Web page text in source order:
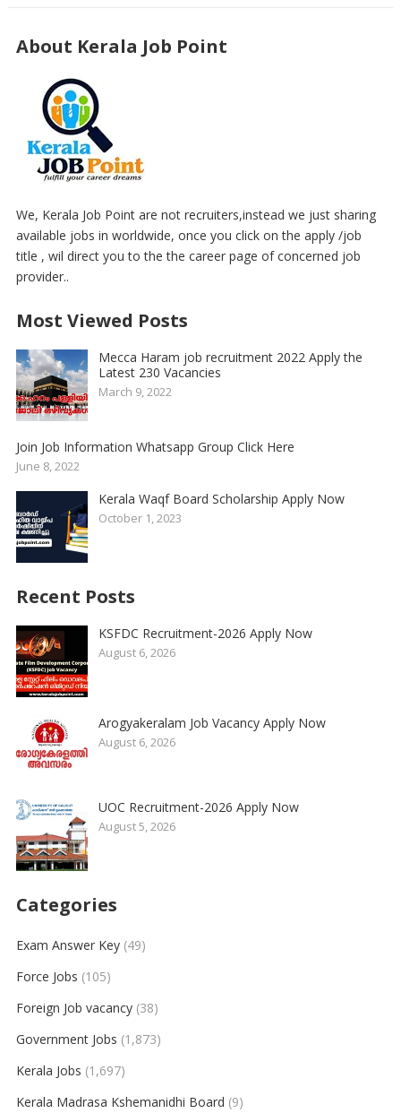
About Kerala Job Point
We, Kerala Job Point are not recruiters,instead we just sharing
available jobs in worldwide, once you click on the apply /job
title , wil direct you to the the career page of concerned job
provider..
Most Viewed Posts
Mecca Haram job recruitment 2022 Apply the
Latest 230 Vacancies
March 9, 2022
Join Job Information Whatsapp Group Click Here
June 8, 2022
Kerala Waqf Board Scholarship Apply Now
October 1, 2023
Recent Posts
KSFDC Recruitment-2026 Apply Now
August 6, 2026
Arogyakeralam Job Vacancy Apply Now
August 6, 2026
UOC Recruitment-2026 Apply Now
August 5, 2026
Categories
Exam Answer Key(49)
Force Jobs (105)
Foreign Job vacancy(38)
Government Jobs (1,873)
Kerala Jobs (1,697)
Kerala Madrasa Kshemanidhi Board (9)